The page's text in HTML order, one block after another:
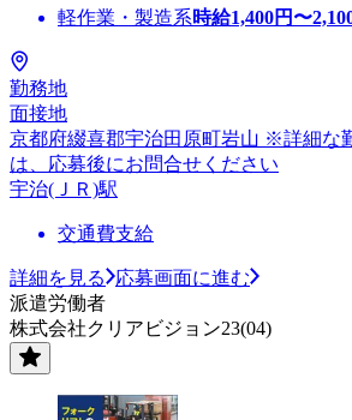
軽作業・製造系時給1,400円〜
勤務地
面接地
京都府綴喜郡宇治田原町岩山 ※詳細な
は、応募後にお問合せください
宇治(ＪＲ)駅
交通費支給
詳細を見る
応募画面に進む
派遣労働者
株式会社クリアビジョン23(04)